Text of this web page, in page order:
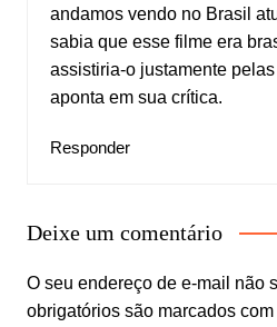
andamos vendo no Brasil
sabia que esse filme era
assistiria-o justamente
aponta em sua crítica.
Responder
Deixe um comentário
O seu endereço de e-mail não
obrigatórios são marcados com